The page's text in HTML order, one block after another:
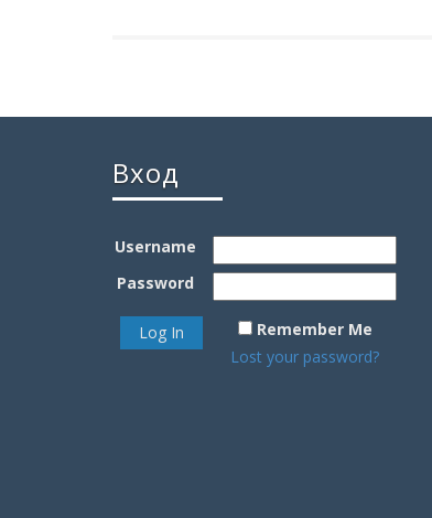
Вход
Username
Password
Remember Me
Lost your password?